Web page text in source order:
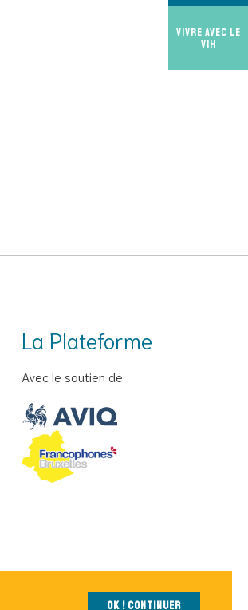
Vivre avec le
VIH
La Plateforme
Avec le soutien de
OK ! Continuer